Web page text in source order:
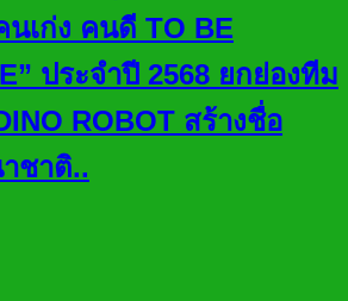
นเก่ง คนดี TO BE
ประจำปี 2568 ยกย่องทีม
ROBOT สร้างชื่อ
ชาติ..